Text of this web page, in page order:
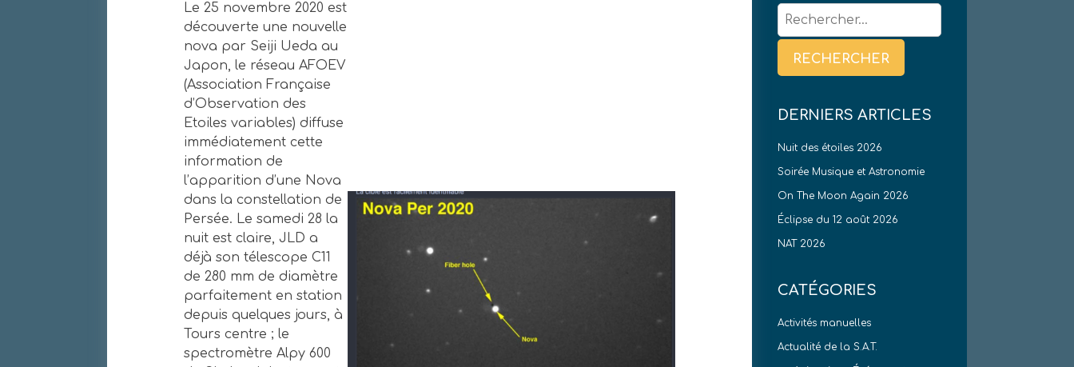
Le 25 novembre 2020 est
découverte une nouvelle
nova par Seiji Ueda au
Japon, le réseau AFOEV
(Association Française
d’Observation des
Etoiles variables) diffuse
immédiatement cette
information de
l’apparition d’une Nova
dans la constellation de
Persée. Le samedi 28 la
nuit est claire, JLD a
déjà son télescope C11
de 280 mm de diamètre
parfaitement en station
depuis quelques jours, à
Tours centre ; le
spectromètre Alpy 600
Rechercher :
DERNIERS ARTICLES
Nuit des étoiles 2026
Soirée Musique et Astronomie
On The Moon Again 2026
Éclipse du 12 août 2026
NAT 2026
CATÉGORIES
Activités manuelles
Actualité de la S.A.T.